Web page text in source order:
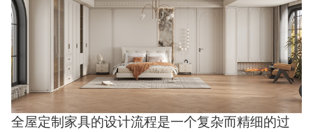
全屋定制家具的设计流程是一个复杂而精细的过